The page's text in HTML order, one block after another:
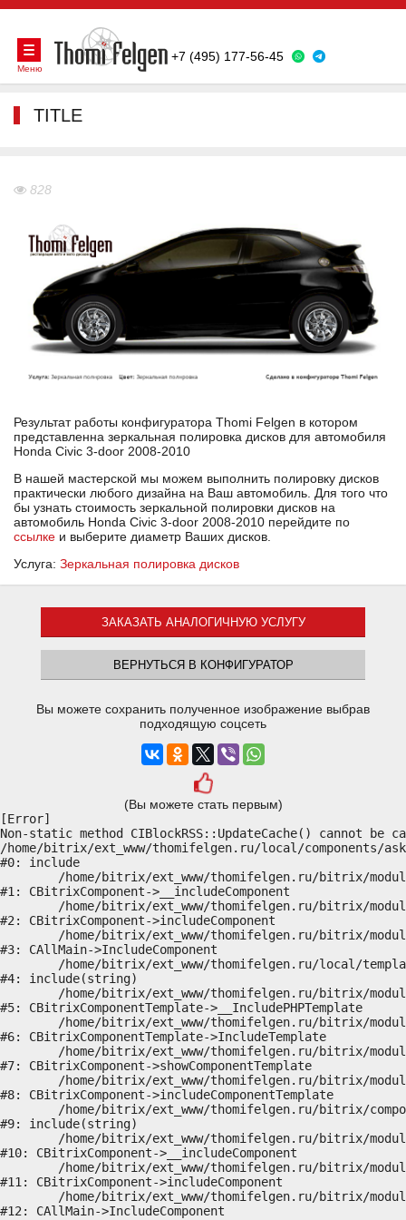
+7 (495) 177-56-45
Меню
TITLE
828
Результат работы конфигуратора Thomi Felgen в котором
представленна зеркальная полировка дисков для автомобиля
Honda Civic 3-door 2008-2010
В нашей мастерской мы можем выполнить полировку дисков
практически любого дизайна на Ваш автомобиль. Для того что
бы узнать стоимость зеркальной полировки дисков на
автомобиль Honda Civic 3-door 2008-2010 перейдите по
ссылке и выберите диаметр Ваших дисков.
Услуга: Зеркальная полировка дисков
ЗАКАЗАТЬ АНАЛОГИЧНУЮ УСЛУГУ
ВЕРНУТЬСЯ В КОНФИГУРАТОР
Вы можете сохранить полученное изображение выбрав
подходящую соцсеть
(Вы можете стать первым)
[Error]
Non-static method CIBlockRSS::UpdateCache() cannot
/home/bitrix/ext_www/thomifelgen.ru/local/components/
#0: include
#1: CBitrixComponent->__includeComponent
#2: CBitrixComponent->includeComponent
#3: CAllMain->IncludeComponent
#4: include(string)
#5: CBitrixComponentTemplate->__IncludePHPTemplate
#6: CBitrixComponentTemplate->IncludeTemplate
#7: CBitrixComponent->showComponentTemplate
#8: CBitrixComponent->includeComponentTemplate
#9: include(string)
#10: CBitrixComponent->__includeComponent
#11: CBitrixComponent->includeComponent
#12: CAllMain->IncludeComponent